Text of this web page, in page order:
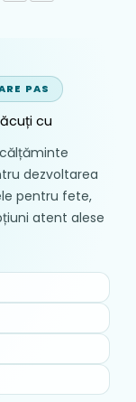
PAS
cu
dezvoltarea
pentru fete,
atent alese